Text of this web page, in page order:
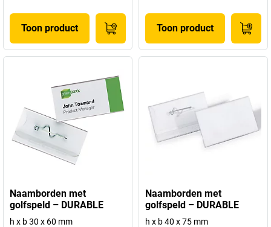
Toon product Toon product
Naamborden met
golfspeld – DURABLE
h x b 30 x 60 mm
Naamborden met
golfspeld – DURABLE
h x b 40 x 75 mm